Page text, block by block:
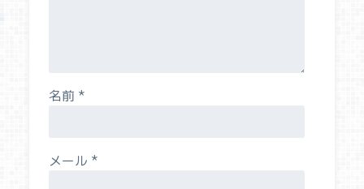
名前 *
メール *